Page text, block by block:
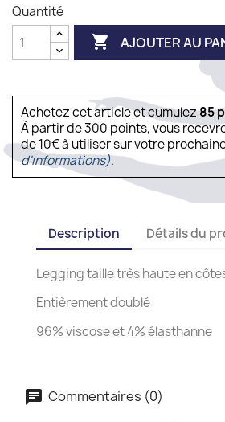
Quantité
 AJOUTER AU
Achetez cet article et cumulez85
À partir de 300 points, vous
de 10€ à utiliser sur votre
d'informations).
Description Détails du
Legging taille très haute en
Entièrement doublé
96% viscose et 4% élasthanne
Commentaires (0)